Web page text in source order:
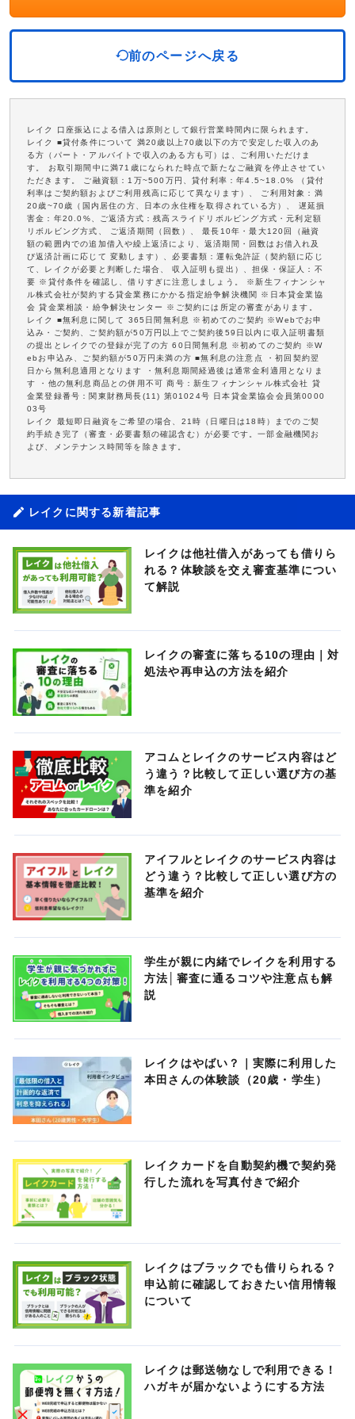
前のページへ戻る
レイク 口座振込による借入は原則として銀行営業時間内に限られます。
レイク ■貸付条件について 満20歳以上70歳以下の方で安定した収入のあ
る方（パート・アルバイトで収入のある方も可）は、ご利用いただけま
す。 お取引期間中に満71歳になられた時点で新たなご融資を停止させてい
ただきます。 ご融資額：1万~500万円、貸付利率：年4.5~18.0% （貸付
利率はご契約額およびご利用残高に応じて異なります）、 ご利用対象：満
20歳~70歳（国内居住の方、日本の永住権を取得されている方）、 遅延損
害金：年20.0%、ご返済方式：残高スライドリボルビング方式・元利定額
リボルビング方式、 ご返済期間（回数）、 最長10年・最大120回（融資
額の範囲内での追加借入や繰上返済により、返済期間・回数はお借入れ及
び返済計画に応じて 変動します）、必要書類：運転免許証（契約額に応じ
て、レイクが必要と判断した場合、 収入証明も提出）、担保・保証人：不
要 ※貸付条件を確認し、借りすぎに注意しましょう。 ※新生フィナンシャ
ル株式会社が契約する貸金業務にかかる指定紛争解決機関 ※日本貸金業協
会 貸金業相談・紛争解決センター ※ご契約には所定の審査があります。
レイク ■無利息に関して 365日間無利息 ※初めてのご契約 ※Webでお申
込み・ご契約、ご契約額が50万円以上でご契約後59日以内に収入証明書類
の提出とレイクでの登録が完了の方 60日間無利息 ※初めてのご契約 ※W
ebお申込み、ご契約額が50万円未満の方 ■無利息の注意点 ・初回契約翌
日から無利息適用となります ・無利息期間経過後は通常金利適用となりま
す ・他の無利息商品との併用不可 商号：新生フィナンシャル株式会社 貸
金業登録番号：関東財務局長(11) 第01024号 日本貸金業協会会員第0000
03号
レイク 最短即日融資をご希望の場合、21時（日曜日は18時）までのご契
約手続き完了（審査・必要書類の確認含む）が必要です。一部金融機関お
よび、メンテナンス時間等を除きます。
レイクに関する新着記事
レイクは他社借入があっても借りら
れる？体験談を交え審査基準につい
て解説
レイクの審査に落ちる10の理由｜対
処法や再申込の方法を紹介
アコムとレイクのサービス内容はど
う違う？比較して正しい選び方の基
準を紹介
アイフルとレイクのサービス内容は
どう違う？比較して正しい選び方の
基準を紹介
学生が親に内緒でレイクを利用する
方法│審査に通るコツや注意点も解
説
レイクはやばい？｜実際に利用した
本田さんの体験談（20歳・学生）
レイクカードを自動契約機で契約発
行した流れを写真付きで紹介
レイクはブラックでも借りられる？
申込前に確認しておきたい信用情報
について
レイクは郵送物なしで利用できる！
ハガキが届かないようにする方法